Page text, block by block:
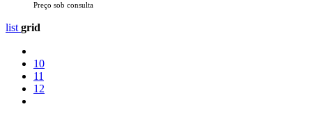
Preço sob consulta
list grid
10
11
12